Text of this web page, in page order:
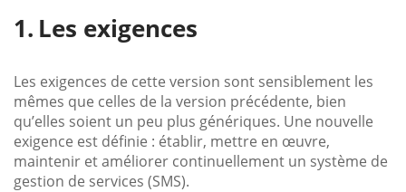
Les exigences
Les exigences de cette version sont sensiblement les
mêmes que celles de la version précédente, bien
qu’elles soient un peu plus génériques. Une nouvelle
exigence est définie : établir, mettre en œuvre,
maintenir et améliorer continuellement un système de
gestion de services (SMS).